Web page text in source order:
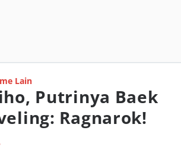
Lain
Putrinya Baek
Ragnarok!